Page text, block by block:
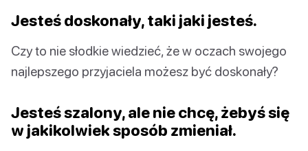
Jesteś doskonały, taki jaki jesteś.
Czy to nie słodkie wiedzieć, że w oczach swojego
najlepszego przyjaciela możesz być doskonały?
Jesteś szalony, ale nie chcę, żebyś się
w jakikolwiek sposób zmieniał.